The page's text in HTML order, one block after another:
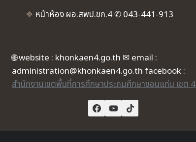
❖ หน้าห้อง ผอ.สพป.ขก.4 ✆ 043-441-913
🌐 website : khonkaen4.go.th ✉ email :
administration@khonkaen4.go.th facebook :
สำนักงานเขตพื้นที่การศึกษาประถมศึกษาขอนแก่น เขต 4